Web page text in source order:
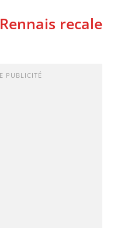
recale
PUBLICITÉ